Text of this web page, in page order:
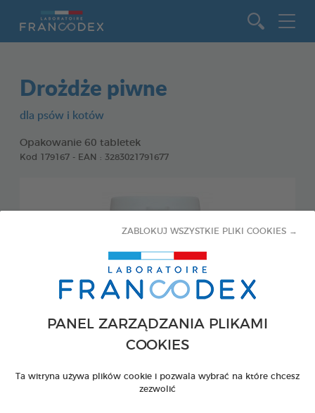
PANEL ZARZĄDZANIA PLIKAMI
COOKIES
Ta witryna używa plików cookie i pozwala wybrać na które chcesz
zezwolić
ZABLOKUJ WSZYSTKIE PLIKI COOKIES →
Drożdże piwne
dla psów i kotów
Opakowanie 60 tabletek
Kod 179167 - EAN : 3283021791677